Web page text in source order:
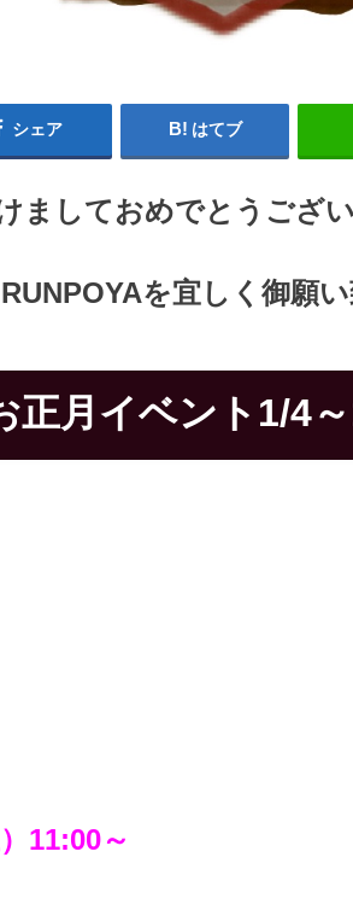
シェア はてブ
ましておめでとうござい
を宜しく御願い
正月イベント1/4
11:00～